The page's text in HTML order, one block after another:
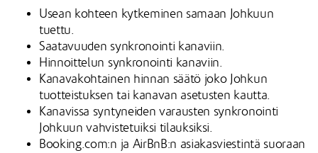
Usean kohteen kytkeminen samaan Johkuun
tuettu.
Saatavuuden synkronointi kanaviin.
Hinnoittelun synkronointi kanaviin.
Kanavakohtainen hinnan säätö joko Johkun
tuotteistuksen tai kanavan asetusten kautta.
Kanavissa syntyneiden varausten synkronointi
Johkuun vahvistetuiksi tilauksiksi.
Booking.com:n ja AirBnB:n asiakasviestintä suoraan